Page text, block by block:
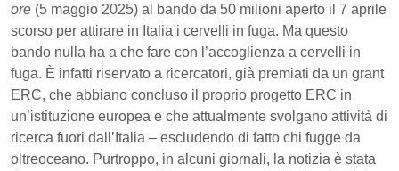
ore (5 maggio 2025) al bando da 50 milioni aperto il 7 aprile
scorso per attirare in Italia i cervelli in fuga. Ma questo
bando nulla ha a che fare con l’accoglienza a cervelli in
fuga. È infatti riservato a ricercatori, già premiati da un grant
ERC, che abbiano concluso il proprio progetto ERC in
un’istituzione europea e che attualmente svolgano attività di
ricerca fuori dall’Italia – escludendo di fatto chi fugge da
oltreoceano. Purtroppo, in alcuni giornali, la notizia è stata